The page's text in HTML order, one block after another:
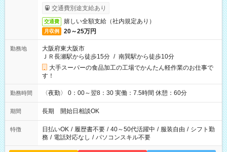
交通費別途支給あり
交通費 嬉しい全額支給（社内規定あり）
月収例 20～25万円
勤務地
大阪府東大阪市
ＪＲ長瀬駅から徒歩15分 / 南巽駅から徒歩10分
大手スーパーの食品加工の工場でかんたん軽作業のお仕事で
す！
勤務時間 〈夜勤〉 0：00～翌8：30 実働：7.5時間 休憩：60分
期間 長期 開始日相談OK
特徴 日払いOK / 履歴書不要 / 40～50代活躍中 / 服装自由 / シフト勤
務 / 電話対応なし / パソコンスキル不要